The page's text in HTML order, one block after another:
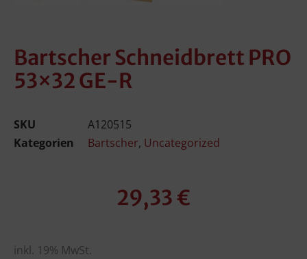
Bartscher Schneidbrett PRO
53×32 GE-R
SKU
A120515
Kategorien
Bartscher, Uncategorized
29,33€
inkl. 19% MwSt.